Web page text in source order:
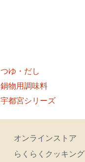
つゆ・だし
鍋物用調味料
宇都宮シリーズ
オンラインストア
らくらくクッキング